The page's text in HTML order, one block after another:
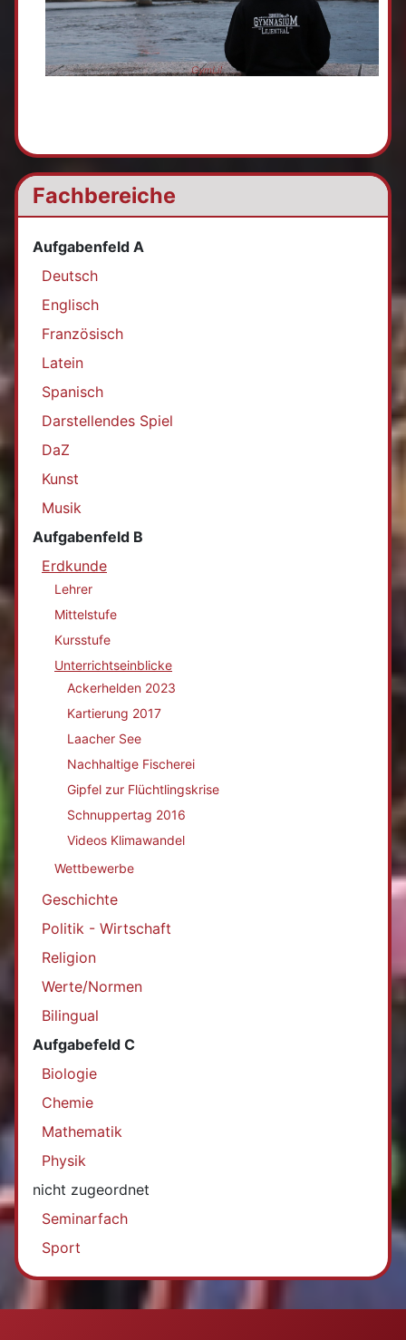
Fachbereiche
Aufgabenfeld A
Deutsch
Englisch
Französisch
Latein
Spanisch
Darstellendes Spiel
DaZ
Kunst
Musik
Aufgabenfeld B
Erdkunde
Lehrer
Mittelstufe
Kursstufe
Unterrichtseinblicke
Ackerhelden 2023
Kartierung 2017
Laacher See
Nachhaltige Fischerei
Gipfel zur Flüchtlingskrise
Schnuppertag 2016
Videos Klimawandel
Wettbewerbe
Geschichte
Politik - Wirtschaft
Religion
Werte/Normen
Bilingual
Aufgabefeld C
Biologie
Chemie
Mathematik
Physik
nicht zugeordnet
Seminarfach
Sport